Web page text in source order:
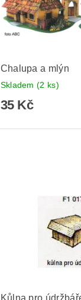
Chalupa a mlýn
Skladem(2 ks)
35 Kč